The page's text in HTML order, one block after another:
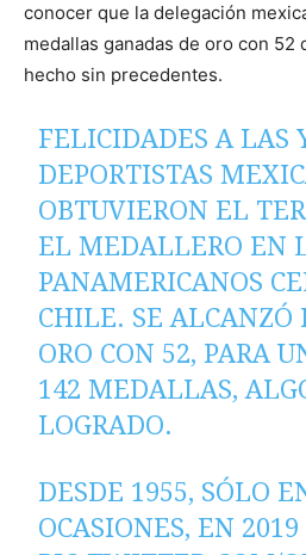
conocer que la delegación
medallas ganadas de oro con 52
hecho sin precedentes.
FELICIDADES A LAS
DEPORTISTAS
OBTUVIERON EL
EL MEDALLERO EN
PANAMERICANOS
CHILE. SE ALCANZÓ
ORO CON 52, PARA
142 MEDALLAS,
LOGRADO.
DESDE 1955, SÓLO
OCASIONES, EN